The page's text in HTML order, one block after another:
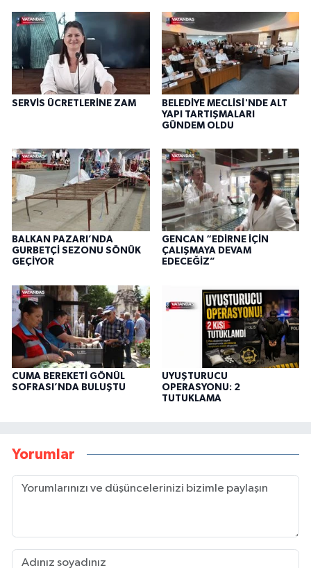
SERVİS ÜCRETLERİNE ZAM
BELEDİYE MECLİSİ'NDE ALT
YAPI TARTIŞMALARI
GÜNDEM OLDU
BALKAN PAZARI’NDA
GURBETÇİ SEZONU SÖNÜK
GEÇİYOR
GENCAN “EDİRNE İÇİN
ÇALIŞMAYA DEVAM
EDECEĞİZ”
CUMA BEREKETİ GÖNÜL
SOFRASI’NDA BULUŞTU
UYUŞTURUCU
OPERASYONU: 2
TUTUKLAMA
Yorumlar